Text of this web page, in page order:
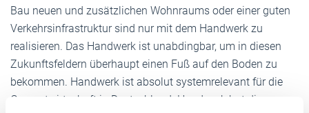
Bau neuen und zusätzlichen Wohnraums oder einer guten
Verkehrsinfrastruktur sind nur mit dem Handwerk zu
realisieren. Das Handwerk ist unabdingbar, um in diesen
Zukunftsfeldern überhaupt einen Fuß auf den Boden zu
bekommen. Handwerk ist absolut systemrelevant für die
Gesamtwirtschaft in Deutschland. Handwerk hat die